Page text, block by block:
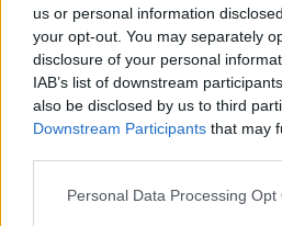
us or personal information
your opt-out. You may separately
disclosure of your personal
IAB’s list of downstream
also be disclosed by us to third
Downstream Participants that may
Personal Data Processing Opt